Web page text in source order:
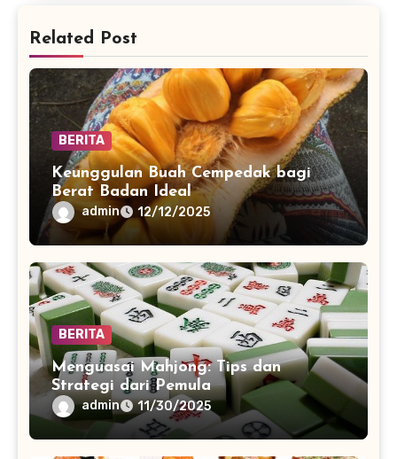
Related Post
BERITA
Keunggulan Buah Cempedak bagi
Berat Badan Ideal
admin 12/12/2025
BERITA
Menguasai Mahjong: Tips dan
Strategi dari Pemula
admin 11/30/2025